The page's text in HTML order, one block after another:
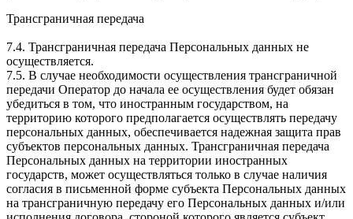
Трансграничная передача
7.4. Трансграничная передача Персональных данных не
осуществляется.
7.5. В случае необходимости осуществления трансграничной
передачи Оператор до начала ее осуществления будет обязан
убедиться в том, что иностранным государством, на
территорию которого предполагается осуществлять передачу
персональных данных, обеспечивается надежная защита прав
субъектов персональных данных. Трансграничная передача
Персональных данных на территории иностранных
государств, может осуществляться только в случае наличия
согласия в письменной форме субъекта Персональных данных
на трансграничную передачу его Персональных данных и/или